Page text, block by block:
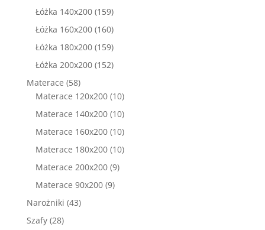
produktów
Łóżka 140x200 159159
produktów
Łóżka 160x200 160160
produktów
Łóżka 180x200 159159
produktów
Łóżka 200x200 152152
Materace 5858
produktów
Materace 120x200 1010
produktów
Materace 140x200 1010
produktów
Materace 160x200 1010
produktów
Materace 180x200 1010
Materace 200x200 99
Materace 90x200 99
Narożniki 4343
Szafy 2828